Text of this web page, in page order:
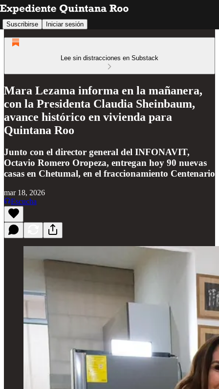
Suscribirse Iniciar sesión
Lee sin distracciones en Substack
Mara Lezama informa en la mañanera,
con la Presidenta Claudia Sheinbaum,
avance histórico en vivienda para
Quintana Roo
Junto con el director general del INFONAVIT,
Octavio Romero Oropeza, entregan hoy 90 nuevas
casas en Chetumal, en el fraccionamiento Centenario
mar 18, 2026
Escucha